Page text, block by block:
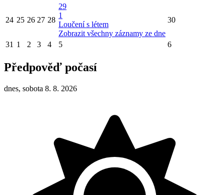
24 25 26 27 28
29
1
Loučení s létem
Zobrazit všechny záznamy ze dne
30
31 1 2 3 4 5 6
Předpověď počasí
dnes, sobota 8. 8. 2026